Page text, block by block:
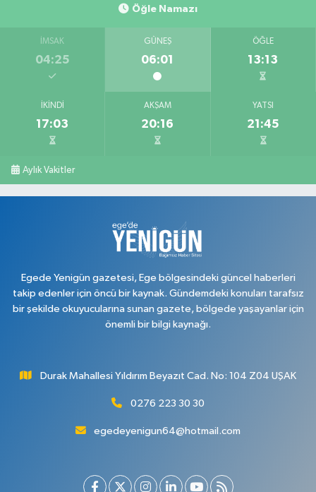
Öğle Namazı
İMSAK
04:25
GÜNEŞ
06:01
ÖĞLE
13:13
İKINDI
17:03
AKŞAM
20:16
YATSI
21:45
Aylık Vakitler
Egede Yenigün gazetesi, Ege bölgesindeki güncel haberleri
takip edenler için öncü bir kaynak. Gündemdeki konuları tarafsız
bir şekilde okuyucularına sunan gazete, bölgede yaşayanlar için
önemli bir bilgi kaynağı.
Durak Mahallesi Yıldırım Beyazıt Cad. No: 104 Z04 UŞAK
0276 223 30 30
egedeyenigun64@hotmail.com